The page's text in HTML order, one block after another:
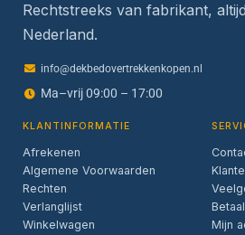
Rechtstreeks van fabrikant,
Nederland.
info@dekbedovertrekkenkopen.nl
Ma–vrij 09:00 – 17:00
KLANTINFORMATIE
Afrekenen
Algemene Voorwaarden
Rechten
Verlanglijst
Winkelwagen
Mijn